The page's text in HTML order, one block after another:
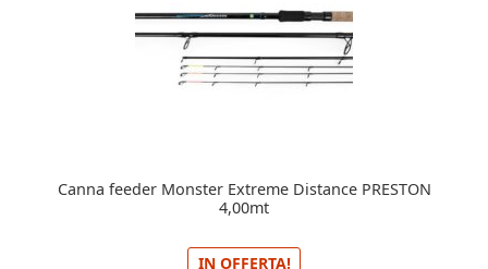
Canna feeder Monster Extreme Distance PRESTON
4,00mt
IN OFFERTA!